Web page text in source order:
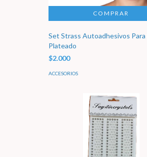
Set Strass Autoadhesivos Para
Plateado
$2.000
ACCESORIOS